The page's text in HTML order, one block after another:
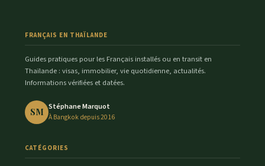
FRANÇAIS EN THAÏLANDE
Guides pratiques pour les Français installés ou en transit en
Thaïlande : visas, immobilier, vie quotidienne, actualités.
Informations vérifiées et datées.
SM Stéphane Marquot
À Bangkok depuis 2016
CATÉGORIES